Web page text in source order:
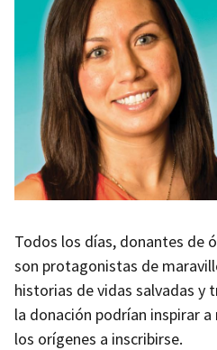
Todos los días, donantes de
son protagonistas de
historias de vidas salvadas y
la donación podrían inspirar
los orígenes a inscribirse.